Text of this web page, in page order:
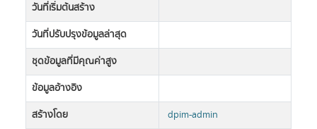
วันที่เริ่มต้นสร้าง
วันที่ปรับปรุงข้อมูลล่าสุด
ชุดข้อมูลที่มีคุณค่าสูง
ข้อมูลอ้างอิง
สร้างโดย
dpim-admin